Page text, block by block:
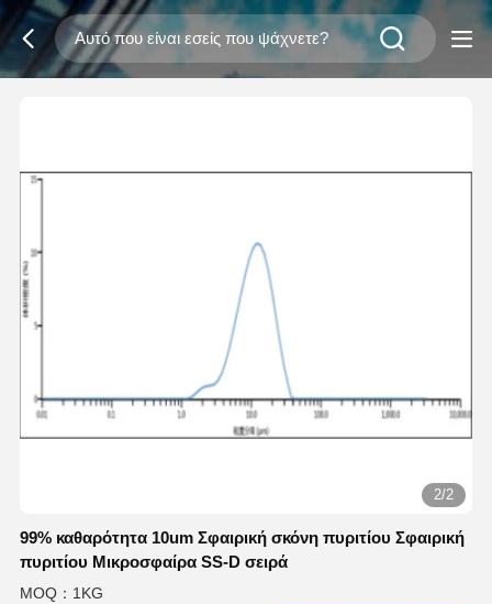
2/2
99% καθαρότητα 10um Σφαιρική σκόνη πυριτίου Σφαιρική
πυριτίου Μικροσφαίρα SS-D σειρά
MOQ：1KG